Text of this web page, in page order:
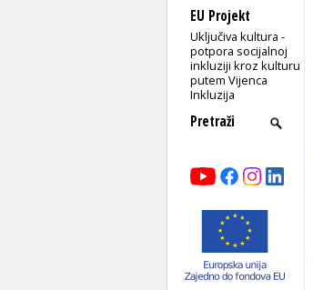
EU Projekt
Uključiva kultura -
potpora socijalnoj
inkluziji kroz kulturu
putem Vijenca
Inkluzija